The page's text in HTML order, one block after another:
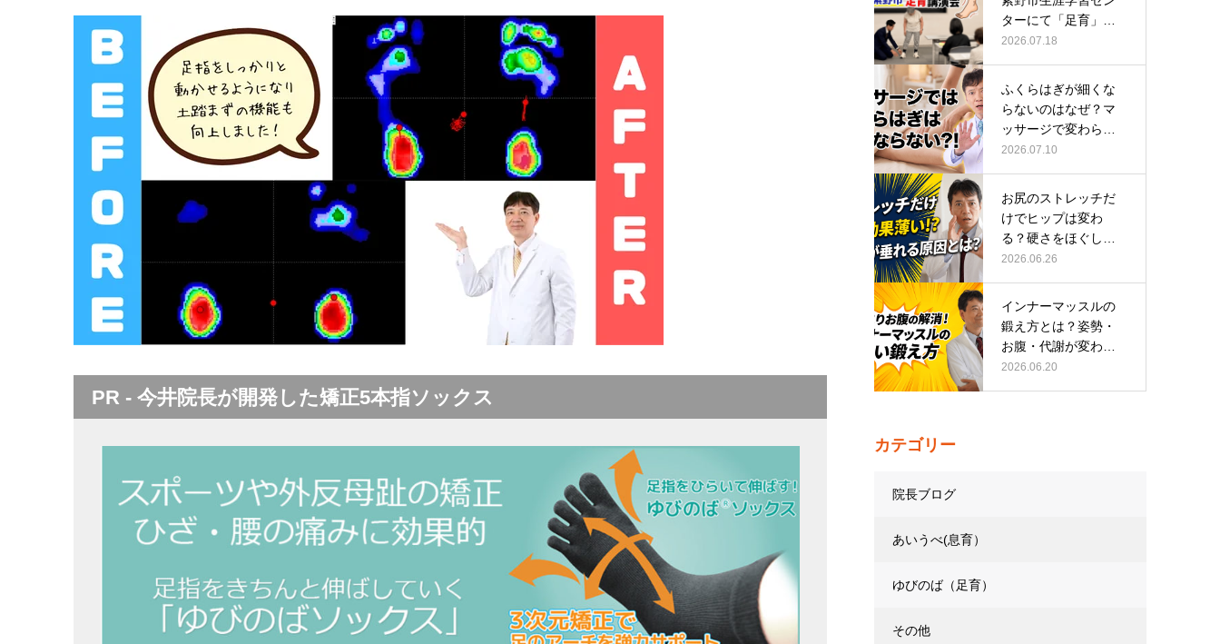
PR - 今井院長が開発した矯正5本指ソックス
ターにて「足育」講
演会に登壇し…
2026.07.18
ふくらはぎが細くな
らないのはなぜ？マ
ッサージで変わらな
い根本原因
2026.07.10
お尻のストレッチだ
けでヒップは変わ
る？硬さをほぐして
整える正しい方…
2026.06.26
インナーマッスルの
鍛え方とは？姿勢・
お腹・代謝が変わる
トレーニング…
2026.06.20
カテゴリー
院長ブログ
あいうべ(息育）
ゆびのば（足育）
その他